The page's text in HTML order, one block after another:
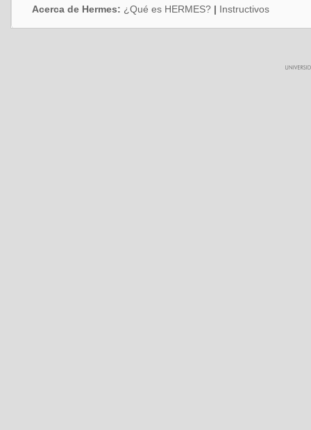
Acerca de Hermes: ¿Qué es HERMES? | Instructivos